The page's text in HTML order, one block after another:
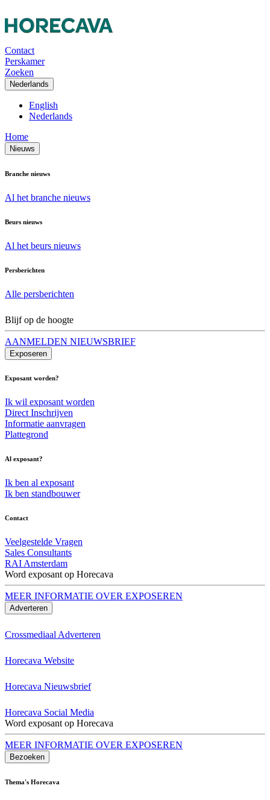
Contact
Perskamer
Zoeken
Nederlands
English
Nederlands
Home
Nieuws
Branche nieuws
Al het branche nieuws
Beurs nieuws
Al het beurs nieuws
Persberichten
Alle persberichten
Blijf op de hoogte
AANMELDEN NIEUWSBRIEF
Exposeren
Exposant worden?
Ik wil exposant worden
Direct Inschrijven
Informatie aanvragen
Plattegrond
Al exposant?
Ik ben al exposant
Ik ben standbouwer
Contact
Veelgestelde Vragen
Sales Consultants
RAI Amsterdam
Word exposant op Horecava
MEER INFORMATIE OVER EXPOSEREN
Adverteren
Crossmediaal Adverteren
Horecava Website
Horecava Nieuwsbrief
Horecava Social Media
Word exposant op Horecava
MEER INFORMATIE OVER EXPOSEREN
Bezoeken
Thema's Horecava